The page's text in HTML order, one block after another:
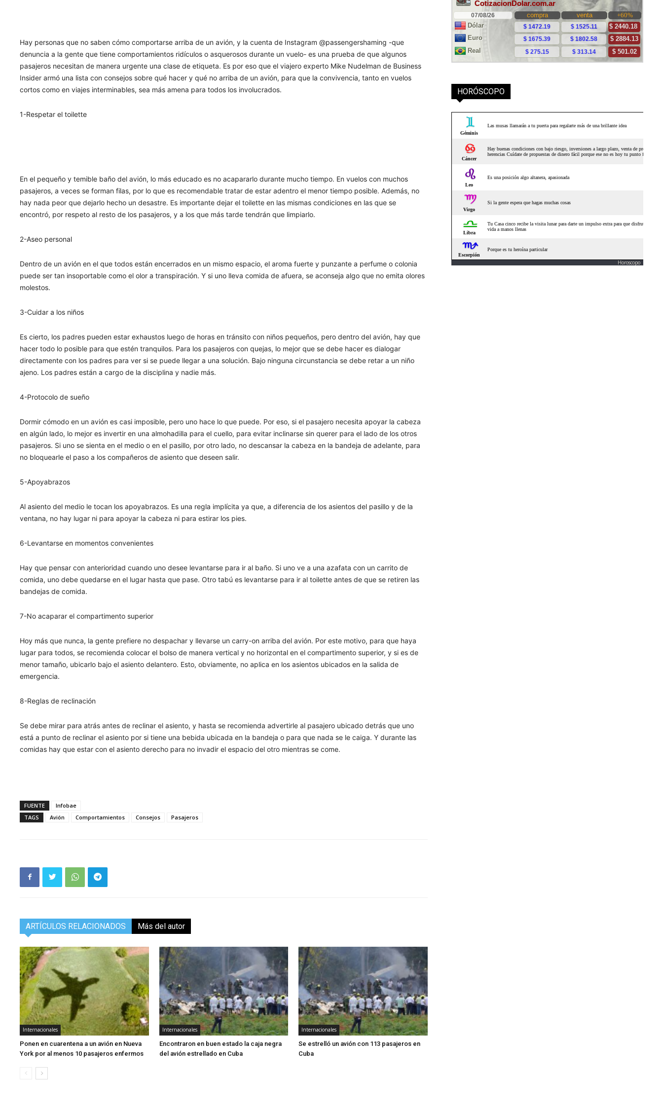
Hay personas que no saben cómo comportarse arriba de un avión, y la cuenta de Instagram @passengershaming -que
denuncia a la gente que tiene comportamientos ridículos o asquerosos durante un vuelo- es una prueba de que algunos
pasajeros necesitan de manera urgente una clase de etiqueta. Es por eso que el viajero experto Mike Nudelman de Business
Insider armó una lista con consejos sobre qué hacer y qué no arriba de un avión, para que la convivencia, tanto en vuelos
cortos como en viajes interminables, sea más amena para todos los involucrados.
1-Respetar el toilette
En el pequeño y temible baño del avión, lo más educado es no acapararlo durante mucho tiempo. En vuelos con muchos
pasajeros, a veces se forman filas, por lo que es recomendable tratar de estar adentro el menor tiempo posible. Además, no
hay nada peor que dejarlo hecho un desastre. Es importante dejar el toilette en las mismas condiciones en las que se
encontró, por respeto al resto de los pasajeros, y a los que más tarde tendrán que limpiarlo.
2-Aseo personal
Dentro de un avión en el que todos están encerrados en un mismo espacio, el aroma fuerte y punzante a perfume o colonia
puede ser tan insoportable como el olor a transpiración. Y si uno lleva comida de afuera, se aconseja algo que no emita olores
molestos.
3-Cuidar a los niños
Es cierto, los padres pueden estar exhaustos luego de horas en tránsito con niños pequeños, pero dentro del avión, hay que
hacer todo lo posible para que estén tranquilos. Para los pasajeros con quejas, lo mejor que se debe hacer es dialogar
directamente con los padres para ver si se puede llegar a una solución. Bajo ninguna circunstancia se debe retar a un niño
ajeno. Los padres están a cargo de la disciplina y nadie más.
4-Protocolo de sueño
Dormir cómodo en un avión es casi imposible, pero uno hace lo que puede. Por eso, si el pasajero necesita apoyar la cabeza
en algún lado, lo mejor es invertir en una almohadilla para el cuello, para evitar inclinarse sin querer para el lado de los otros
pasajeros. Si uno se sienta en el medio o en el pasillo, por otro lado, no descansar la cabeza en la bandeja de adelante, para
no bloquearle el paso a los compañeros de asiento que deseen salir.
5-Apoyabrazos
Al asiento del medio le tocan los apoyabrazos. Es una regla implícita ya que, a diferencia de los asientos del pasillo y de la
ventana, no hay lugar ni para apoyar la cabeza ni para estirar los pies.
6-Levantarse en momentos convenientes
Hay que pensar con anterioridad cuando uno desee levantarse para ir al baño. Si uno ve a una azafata con un carrito de
comida, uno debe quedarse en el lugar hasta que pase. Otro tabú es levantarse para ir al toilette antes de que se retiren las
bandejas de comida.
7-No acaparar el compartimento superior
Hoy más que nunca, la gente prefiere no despachar y llevarse un carry-on arriba del avión. Por este motivo, para que haya
lugar para todos, se recomienda colocar el bolso de manera vertical y no horizontal en el compartimento superior, y si es de
menor tamaño, ubicarlo bajo el asiento delantero. Esto, obviamente, no aplica en los asientos ubicados en la salida de
emergencia.
8-Reglas de reclinación
Se debe mirar para atrás antes de reclinar el asiento, y hasta se recomienda advertirle al pasajero ubicado detrás que uno
está a punto de reclinar el asiento por si tiene una bebida ubicada en la bandeja o para que nada se le caiga. Y durante las
comidas hay que estar con el asiento derecho para no invadir el espacio del otro mientras se come.
FUENTE
Infobae
TAGS
Avión Comportamientos Consejos Pasajeros
ARTÍCULOS RELACIONADOS Más del autor
Internacionales
Ponen en cuarentena a un avión en Nueva
York por al menos 10 pasajeros enfermos
Internacionales
Encontraron en buen estado la caja negra
del avión estrellado en Cuba
Internacionales
Se estrelló un avión con 113 pasajeros en
Cuba
HORÓSCOPO
Horoscopo